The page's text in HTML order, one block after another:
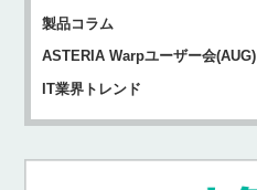
製品コラム
ASTERIA Warpユーザー会(AUG)
IT業界トレンド